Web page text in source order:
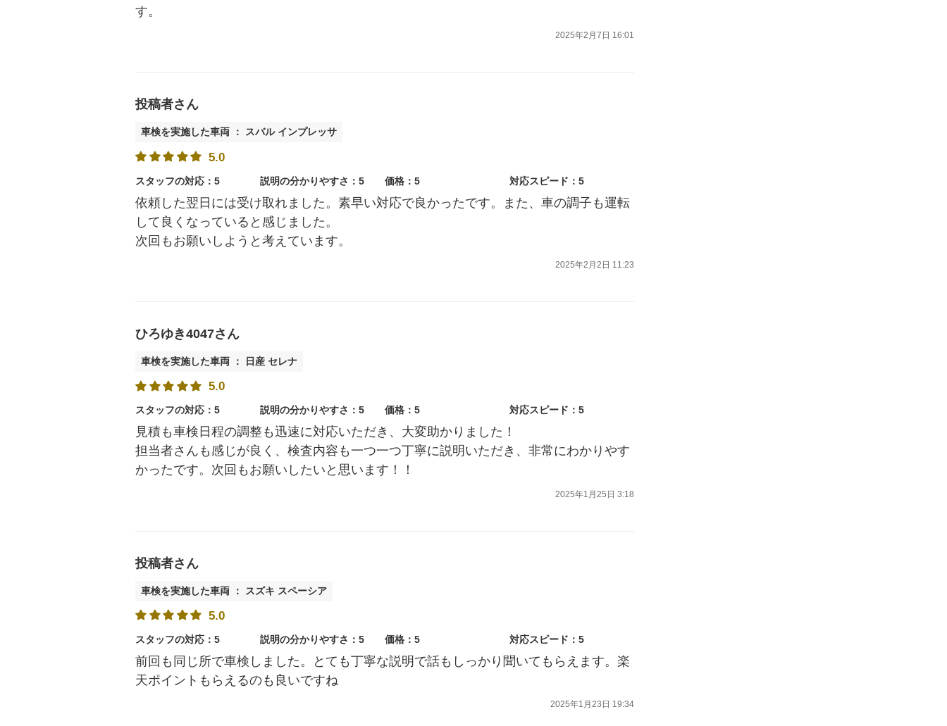
す。
2025年2月7日 16:01
投稿者さん
車検を実施した車両 ： スバル インプレッサ
5.0
スタッフの対応：5 説明の分かりやすさ：5 価格：5 対応スピード：5
依頼した翌日には受け取れました。素早い対応で良かったです。また、車の調子も運転
して良くなっていると感じました。
次回もお願いしようと考えています。
2025年2月2日 11:23
ひろゆき4047さん
車検を実施した車両 ： 日産 セレナ
5.0
スタッフの対応：5 説明の分かりやすさ：5 価格：5 対応スピード：5
見積も車検日程の調整も迅速に対応いただき、大変助かりました！
担当者さんも感じが良く、検査内容も一つ一つ丁寧に説明いただき、非常にわかりやす
かったです。次回もお願いしたいと思います！！
2025年1月25日 3:18
投稿者さん
車検を実施した車両 ： スズキ スペーシア
5.0
スタッフの対応：5 説明の分かりやすさ：5 価格：5 対応スピード：5
前回も同じ所で車検しました。とても丁寧な説明で話もしっかり聞いてもらえます。楽
天ポイントもらえるのも良いですね
2025年1月23日 19:34